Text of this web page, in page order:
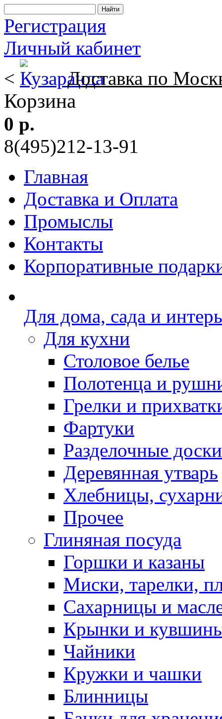
Регистрация
Личный кабинет
<
Доставка по
Корзина
0 р.
8(495)212-13-91
Главная
Доставка и Оплата
Промыслы
Контакты
Корпоративные
Для дома, сада и
Для кухни
Столовое белье
Полотенца и
Грелки и
Фартуки
Разделочные доски
Деревянная утварь
Хлебницы,
Прочее
Глиняная посуда
Горшки и казаны
Миски, тарелки,
Сахарницы и
Крынки и
Чайники
Кружки и чашки
Блинницы